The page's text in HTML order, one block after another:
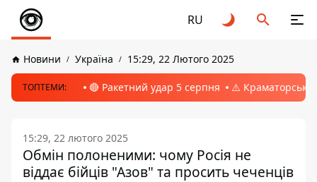
RU
Новини Україна 15:29, 22 Лютого 2025
ТОПТЕМИ: 🔴 Ракетний удар 5 серпня ⚠️ Краматорськ,
15:29, 22 лютого 2025
Обмін полоненими: чому Росія не
віддає бійців "Азов" та просить чеченців